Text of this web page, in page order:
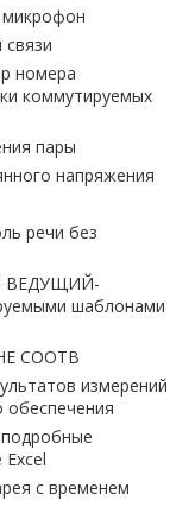
микрофон
номера
коммутируемых
пары
напряжения
речи без
ВЕДУЩИЙ-
шаблонами
СООТВ
измерений
обеспечения
с временем